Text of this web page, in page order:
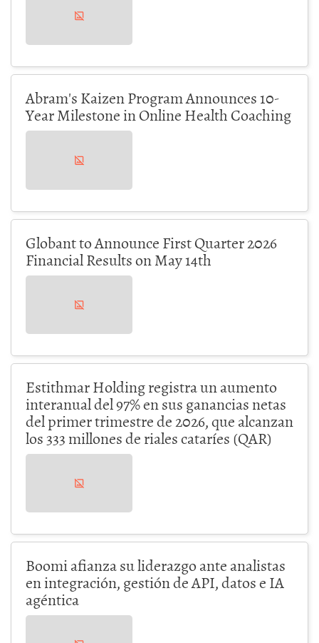
Abram's Kaizen Program Announces 10-
Year Milestone in Online Health Coaching
Globant to Announce First Quarter 2026
Financial Results on May 14th
Estithmar Holding registra un aumento
interanual del 97% en sus ganancias netas
del primer trimestre de 2026, que alcanzan
los 333 millones de riales cataríes (QAR)
Boomi afianza su liderazgo ante analistas
en integración, gestión de API, datos e IA
agéntica